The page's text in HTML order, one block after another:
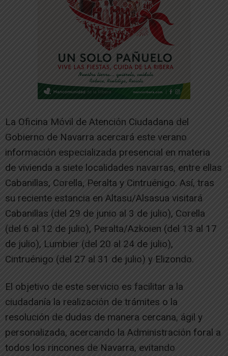
La Oficina Móvil de Atención Ciudadana del
Gobierno de Navarra acercará este verano
información especializada presencial en materia
de vivienda a siete localidades navarras, entre ellas
Cabanillas, Corella, Peralta y Cintruénigo. Así, tras
su reciente estancia en Altasu/Alsasua visitará
Cabanillas (del 29 de junio al 3 de julio), Corella
(del 6 al 12 de julio), Peralta/Azkoien (del 13 al 17
de julio), Lumbier (del 20 al 24 de julio),
Cintruénigo (del 27 al 31 de julio) y Elizondo.
El objetivo de este servicio es facilitar a la
ciudadanía la realización de trámites o la
resolución de dudas de manera cercana, ágil y
personalizada, acercando la Administración foral a
todos los rincones de Navarra, evitando